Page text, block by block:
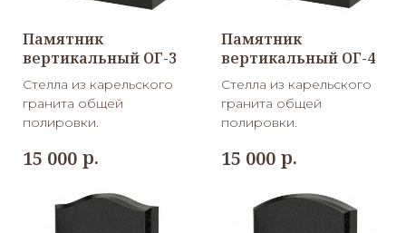
Памятник
вертикальный ОГ-3
Стелла из карельского
гранита общей
полировки.
15 000 р.
Памятник
вертикальный ОГ-4
Стелла из карельского
гранита общей
полировки.
15 000 р.